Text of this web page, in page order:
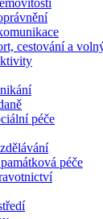
cestování a
péče
péče